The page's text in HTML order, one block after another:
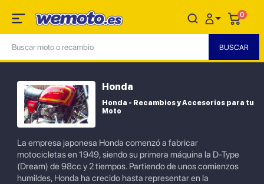
0
Honda
Honda - Recambios y Accesorios para tu
Moto
La empresa japonesa Honda comenzó a fabricar
motocicletas en 1949, siendo su primera máquina la D-Type
(Dream) de 98cc y 2 tiempos. Partiendo de unos comienzos
humildes, Honda ha crecido hasta representar en la